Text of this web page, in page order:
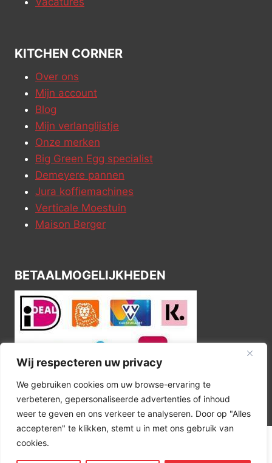
Wij respecteren uw privacy
We gebruiken cookies om uw browse-ervaring te
verbeteren, gepersonaliseerde advertenties of inhoud
weer te geven en ons verkeer te analyseren. Door op "Alles
accepteren" te klikken, stemt u in met ons gebruik van
cookies.
KITCHEN CORNER
Over ons
Mijn account
Blog
Mijn verlanglijstje
Onze merken
Big Green Egg specialist
Demeyere pannen
Jura koffiemachines
Verticale Moestuin
Maison Berger
BETAALMOGELIJKHEDEN